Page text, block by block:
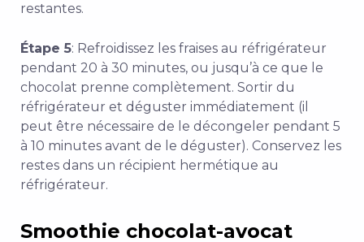
restantes.
Étape 5: Refroidissez les fraises au réfrigérateur
pendant 20 à 30 minutes, ou jusqu’à ce que le
chocolat prenne complètement. Sortir du
réfrigérateur et déguster immédiatement (il
peut être nécessaire de le décongeler pendant 5
à 10 minutes avant de le déguster). Conservez les
restes dans un récipient hermétique au
réfrigérateur.
Smoothie chocolat-avocat